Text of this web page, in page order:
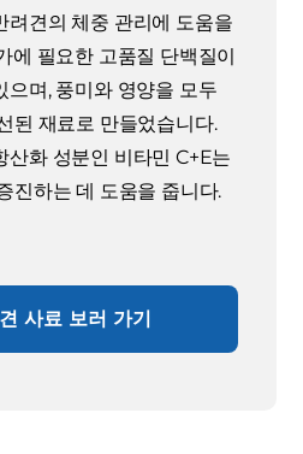
려견의 체중 관리에 도움을
에 필요한 고품질 단백질이
으며, 풍미와 영양을 모두
된 재료로 만들었습니다.
산화 성분인 비타민 C+E는
진하는 데 도움을 줍니다.
사료 보러 가기